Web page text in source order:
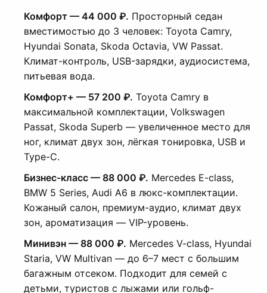
Комфорт — 44 000 ₽. Просторный седан
вместимостью до 3 человек: Toyota Camry,
Hyundai Sonata, Skoda Octavia, VW Passat.
Климат-контроль, USB-зарядки, аудиосистема,
питьевая вода.
Комфорт+ — 57 200 ₽. Toyota Camry в
максимальной комплектации, Volkswagen
Passat, Skoda Superb — увеличенное место для
ног, климат двух зон, лёгкая тонировка, USB и
Type-C.
Бизнес-класс — 88 000 ₽. Mercedes E-class,
BMW 5 Series, Audi A6 в люкс-комплектации.
Кожаный салон, премиум-аудио, климат двух
зон, ароматизация — VIP-уровень.
Минивэн — 88 000 ₽. Mercedes V-class, Hyundai
Staria, VW Multivan — до 6–7 мест с большим
багажным отсеком. Подходит для семей с
детьми, туристов с лыжами или гольф-